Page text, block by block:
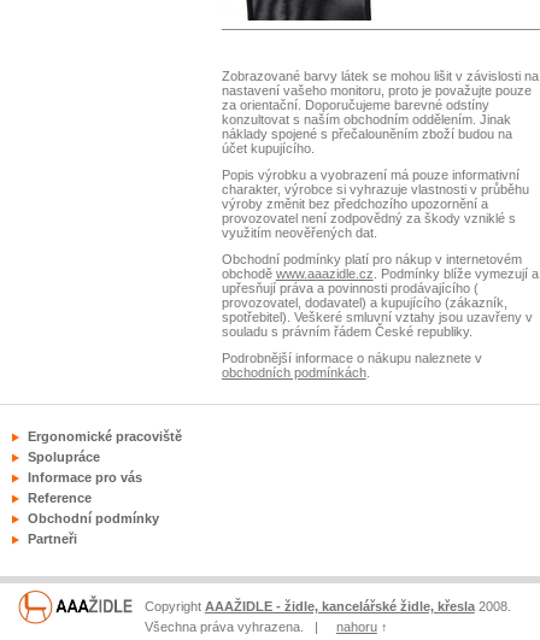
Zobrazované barvy látek se mohou lišit v závislosti na
nastavení vašeho monitoru, proto je považujte pouze
za orientační. Doporučujeme barevné odstíny
konzultovat s naším obchodním oddělením. Jinak
náklady spojené s přečalouněním zboží budou na
účet kupujícího.
Popis výrobku a vyobrazení má pouze informativní
charakter, výrobce si vyhrazuje vlastnosti v průběhu
výroby změnit bez předchozího upozornění a
provozovatel není zodpovědný za škody vzniklé s
využitím neověřených dat.
Obchodní podmínky platí pro nákup v internetovém
obchodě www.aaazidle.cz . Podmínky blíže vymezují a
upřesňují práva a povinnosti prodávajícího (
provozovatel, dodavatel) a kupujícího (zákazník,
spotřebitel). Veškeré smluvní vztahy jsou uzavřeny v
souladu s právním řádem České republiky.
Podrobnější informace o nákupu naleznete v
obchodních podmínkách.
Ergonomické pracoviště
Spolupráce
Informace pro vás
Reference
Obchodní podmínky
Partneři
Copyright AAAŽIDLE - židle, kancelářské židle, křesla2008.
Všechna práva vyhrazena. | nahoru↑